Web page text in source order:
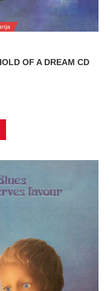
OF A DREAM CD